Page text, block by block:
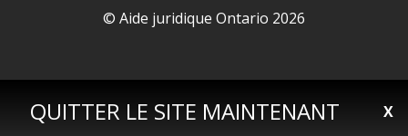
QUITTER LE SITE MAINTENANT X
Legal Aid Ontario copyright information
© Aide juridique Ontario 2026